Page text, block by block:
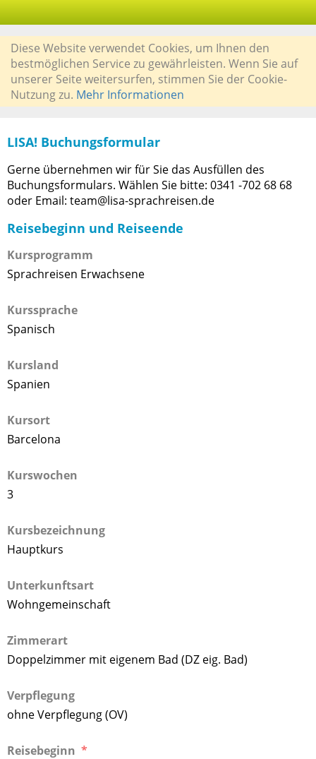
Diese Website verwendet Cookies, um Ihnen den
bestmöglichen Service zu gewährleisten. Wenn Sie auf
unserer Seite weitersurfen, stimmen Sie der Cookie-
Nutzung zu. Mehr Informationen
LISA! Buchungsformular
Gerne übernehmen wir für Sie das Ausfüllen des
Buchungsformulars. Wählen Sie bitte: 0341 -702 68 68
oder Email: team@lisa-sprachreisen.de
Reisebeginn und Reiseende
Kursprogramm
Sprachreisen Erwachsene
Kurssprache
Spanisch
Kursland
Spanien
Kursort
Barcelona
Kurswochen
3
Kursbezeichnung
Hauptkurs
Unterkunftsart
Wohngemeinschaft
Zimmerart
Doppelzimmer mit eigenem Bad (DZ eig. Bad)
Verpflegung
ohne Verpflegung (OV)
Reisebeginn